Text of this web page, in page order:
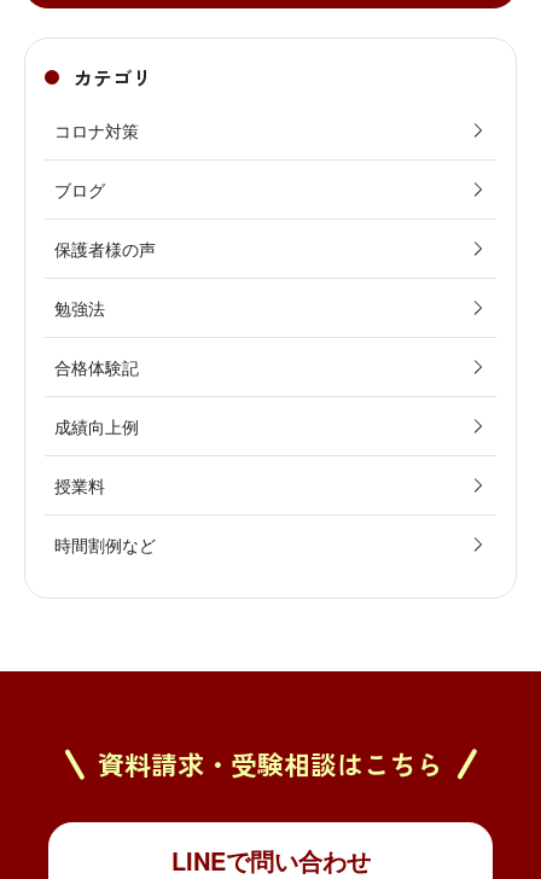
カテゴリ
コロナ対策
ブログ
保護者様の声
勉強法
合格体験記
成績向上例
授業料
時間割例など
資料請求・受験相談はこちら
LINEで問い合わせ